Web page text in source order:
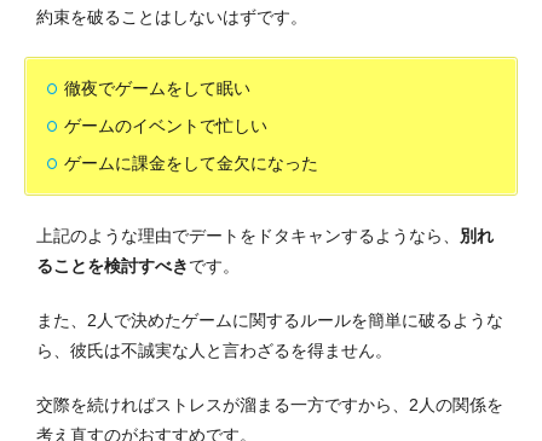
約束を破ることはしないはずです。
徹夜でゲームをして眠い
ゲームのイベントで忙しい
ゲームに課金をして金欠になった
上記のような理由でデートをドタキャンするようなら、 別れ
ることを検討すべきです。
また、2人で決めたゲームに関するルールを簡単に破るような
ら、彼氏は不誠実な人と言わざるを得ません。
交際を続ければストレスが溜まる一方ですから、2人の関係を
考え直すのがおすすめです。